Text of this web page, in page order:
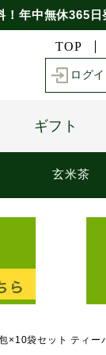
！年中無休365日
TOP
ログ
ギフト
玄米茶
×10袋セット ティー